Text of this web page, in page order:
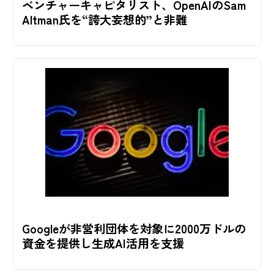
ベンチャーキャピタリスト、OpenAIのSam
Altman氏を“誇大妄想的”と非難
Googleが非営利団体を対象に2000万ドルの
資金を提供し生成AI活用を支援